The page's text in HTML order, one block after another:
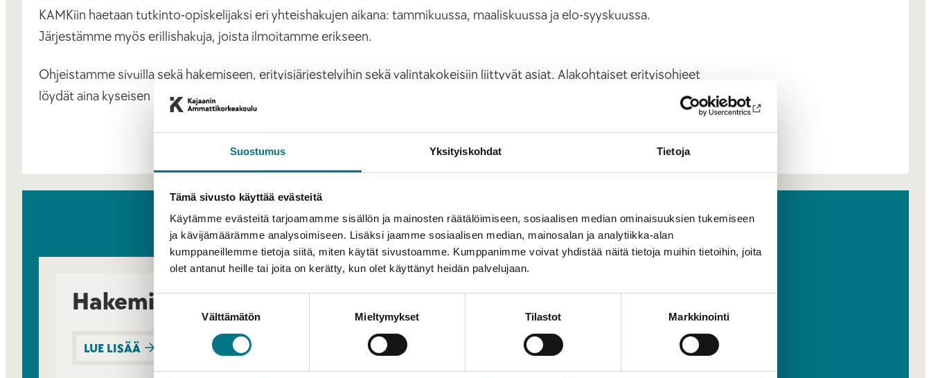
Suostumus Yksityiskohdat Tietoja
Tämä sivusto käyttää evästeitä
Käytämme evästeitä tarjoamamme sisällön ja mainosten räätälöimiseen, sosiaalisen median ominaisuuksien tukemiseen
ja kävijämäärämme analysoimiseen. Lisäksi jaamme sosiaalisen median, mainosalan ja analytiikka-alan
kumppaneillemme tietoja siitä, miten käytät sivustoamme. Kumppanimme voivat yhdistää näitä tietoja muihin tietoihin, joita
olet antanut heille tai joita on kerätty, kun olet käyttänyt heidän palvelujaan.
Suostumuksen
Välttämätön Mieltymykset Tilastot Markkinointi
KAMKiin haetaan tutkinto-opiskelijaksi eri yhteishakujen aikana: tammikuussa, maaliskuussa ja elo-syyskuussa.
Järjestämme myös erillishakuja, joista ilmoitamme erikseen.
Ohjeistamme sivuilla sekä hakemiseen, erityisjärjestelyihin sekä valintakokeisiin liittyvät asiat. Alakohtaiset erityisohjeet
löydät aina kyseisen koulutuksen kohdalta.
Hakeminen
LUE LISÄÄ
Erillishaku